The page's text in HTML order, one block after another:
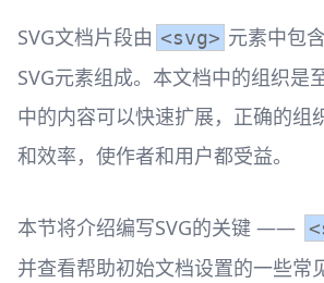
SVG文档片段由 <svg> 元素中包
SVG元素组成。本文档中的组织是
中的内容可以快速扩展，正确的组
和效率，使作者和用户都受益。
本节将介绍编写SVG的关键 ——
并查看帮助初始文档设置的一些常